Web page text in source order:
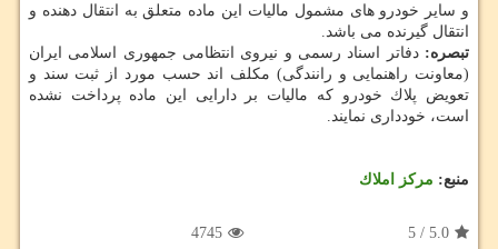
و سایر خودرو های مشمول مالیات این ماده متعلق به انتقال دهنده و
انتقال گیرنده می باشد.
تبصره:دفاتر اسناد رسمی و نیروی انتظامی جمهوری اسلامی ایران
(معاونت راهنمایی و رانندگی) مكلف اند حسب مورد از ثبت سند و
تعویض پلاك خودرو كه مالیات بر دارایی این ماده پرداخت نشده
است، خودداری نمایند.
منبع: مركز املاك
5.0
/
5
4745